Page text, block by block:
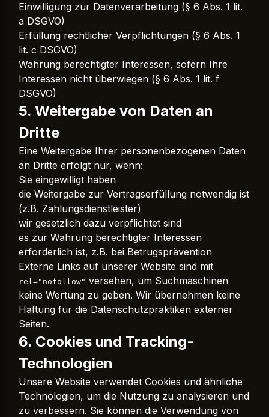
Einwilligung zur Datenverarbeitung (§ 6 Abs. 1 lit.
a DSGVO)
Erfüllung rechtlicher Verpflichtungen (§ 6 Abs. 1
lit. c DSGVO)
Wahrung berechtigter Interessen, sofern Ihre
Interessen nicht überwiegen (§ 6 Abs. 1 lit. f
DSGVO)
5. Weitergabe von Daten an
Dritte
Eine Weitergabe Ihrer personenbezogenen Daten
an Dritte erfolgt nur, wenn:
Sie eingewilligt haben
die Weitergabe zur Vertragserfüllung notwendig ist
(z.B. Zahlungsdienstleister)
wir gesetzlich dazu verpflichtet sind
es zur Wahrung berechtigter Interessen
erforderlich ist, z.B. bei Betrugsprävention
Externe Links auf unserer Website sind mit
rel="nofollow" versehen, um Suchmaschinen
keine Wertung zu geben. Wir übernehmen keine
Haftung für die Datenschutzpraktiken externer
Seiten.
6. Cookies und Tracking-
Technologien
Unsere Website verwendet Cookies und ähnliche
Technologien, um die Nutzung zu analysieren und
zu verbessern. Sie können die Verwendung von